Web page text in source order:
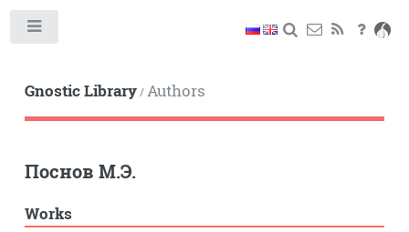
Gnostic Library/Authors
Поснов М.Э.
Works